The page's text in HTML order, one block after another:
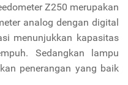
Z250 merupakan
analog dengan digital
menunjukkan kapasitas
Sedangkan lampu
penerangan yang baik